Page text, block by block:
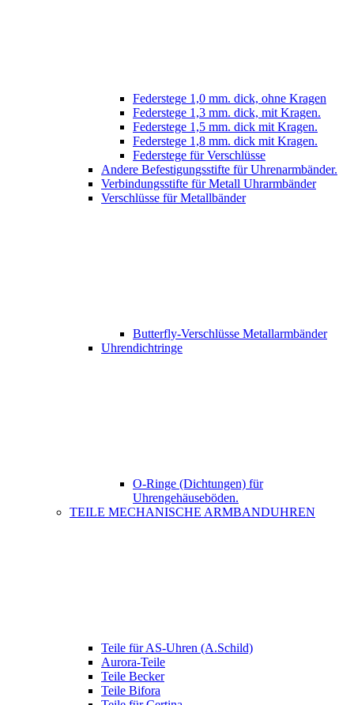
Federstege 1,0 mm. dick, ohne Kragen
Federstege 1,3 mm. dick, mit Kragen.
Federstege 1,5 mm. dick mit Kragen.
Federstege 1,8 mm. dick mit Kragen.
Federstege für Verschlüsse
Andere Befestigungsstifte für Uhrenarmbänder.
Verbindungsstifte für Metall Uhrarmbänder
Verschlüsse für Metallbänder
Butterfly-Verschlüsse Metallarmbänder
Uhrendichtringe
O-Ringe (Dichtungen) für
Uhrengehäuseböden.
TEILE MECHANISCHE ARMBANDUHREN
Teile für AS-Uhren (A.Schild)
Aurora-Teile
Teile Becker
Teile Bifora